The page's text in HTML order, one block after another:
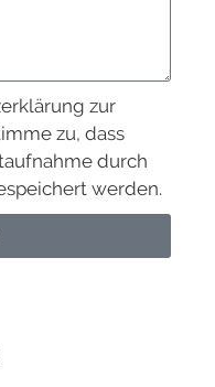
zur
zu, dass
durch
werden.